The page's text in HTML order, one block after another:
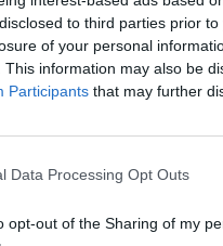
to third parties prior
of your personal
This information may also be
Participants that may further
Data Processing Opt Outs
opt-out of the Sharing of my